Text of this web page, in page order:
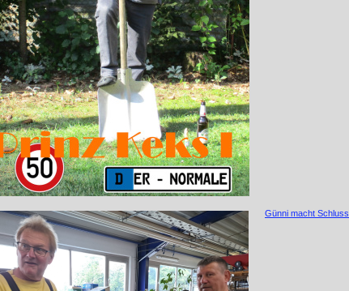
Günni macht Schluss